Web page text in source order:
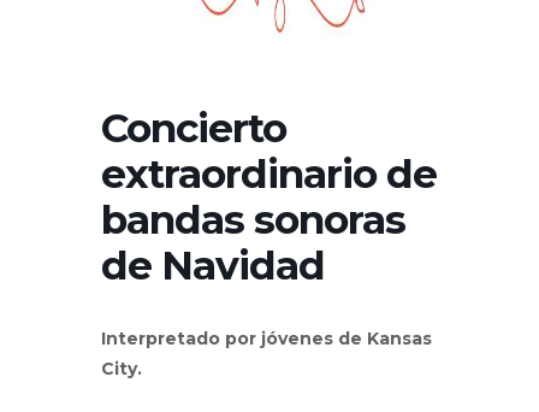
Concierto
extraordinario de
bandas sonoras
de Navidad
Interpretado por jóvenes de Kansas
City.